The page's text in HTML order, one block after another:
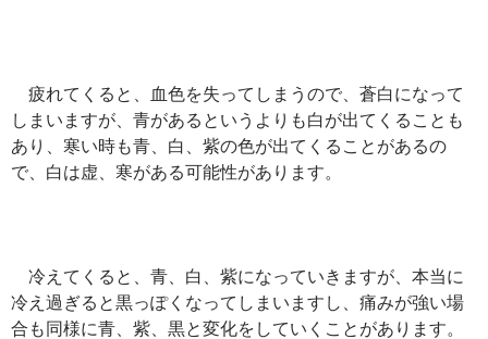
疲れてくると、血色を失ってしまうので、蒼白になって
しまいますが、青があるというよりも白が出てくることも
あり、寒い時も青、白、紫の色が出てくることがあるの
で、白は虚、寒がある可能性があります。
冷えてくると、青、白、紫になっていきますが、本当に
冷え過ぎると黒っぽくなってしまいますし、痛みが強い場
合も同様に青、紫、黒と変化をしていくことがあります。